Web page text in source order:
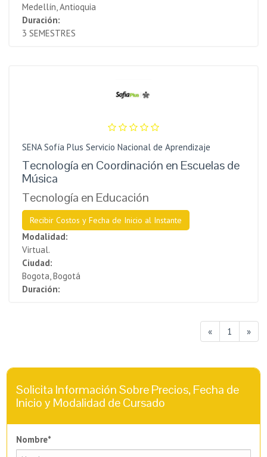
Medellín, Antioquia
Duración:
3 SEMESTRES
SENA Sofía Plus Servicio Nacional de Aprendizaje
Tecnología en Coordinación en Escuelas de
Música
Tecnología en Educación
Recibir Costos y Fecha de Inicio al Instante
Modalidad:
Virtual.
Ciudad:
Bogota, Bogotá
Duración:
« 1 »
Solicita Información Sobre Precios, Fecha de
Inicio y Modalidad de Cursado
Nombre*